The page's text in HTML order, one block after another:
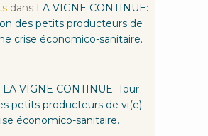
dans LA VIGNE CONTINUE:
des petits producteurs de
crise économico-sanitaire.
LA VIGNE CONTINUE: Tour
petits producteurs de vi(e)
économico-sanitaire.